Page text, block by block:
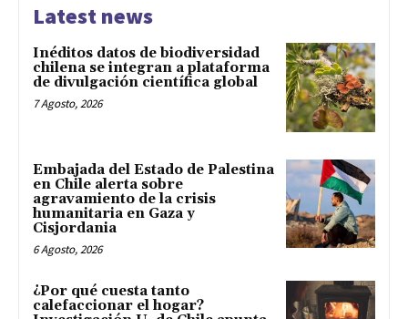
Latest news
Inéditos datos de biodiversidad
chilena se integran a plataforma
de divulgación científica global
7 Agosto, 2026
Embajada del Estado de Palestina
en Chile alerta sobre
agravamiento de la crisis
humanitaria en Gaza y
Cisjordania
6 Agosto, 2026
¿Por qué cuesta tanto
calefaccionar el hogar?